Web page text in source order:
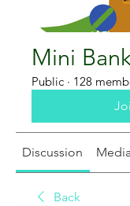
Mini
Public · 128
Discussion Media
Back